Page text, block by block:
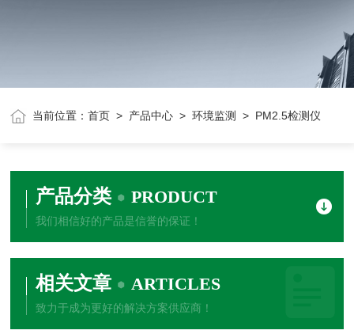
当前位置：首页 > 产品中心 >环境监测 > PM2.5检测仪
产品分类 PRODUCT
我们相信好的产品是信誉的保证！
相关文章 ARTICLES
致力于成为更好的解决方案供应商！